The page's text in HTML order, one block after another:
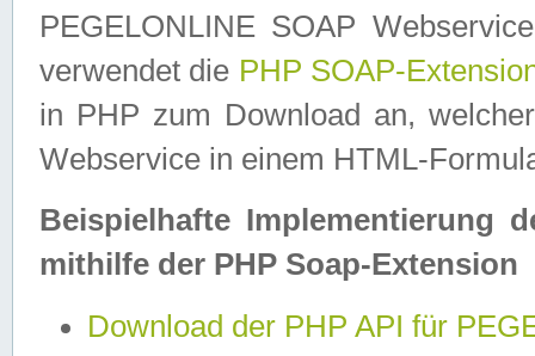
PEGELONLINE SOAP
verwendet die PHP SOAP-
in PHP zum Download an,
Webservice in einem HTML-
Beispielhafte Implementierung
mithilfe der PHP Soap-Extension
Download der PHP API für